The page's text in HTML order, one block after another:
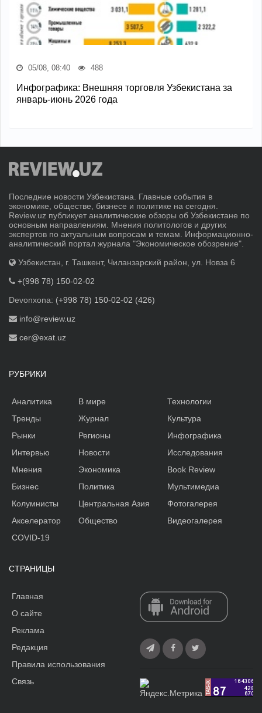
05/08, 08:40 488
Инфографика: Внешняя торговля Узбекистана за
январь-июнь 2026 года
Последние новости Узбекистана. Главные события в
экономике, обществе, бизнесе и политике на сегодня.
Review.uz публикует аналитические обзоры об Узбекистане по
основным направлениям. Мнения политологов и других
экспертов по актуальным вопросам и темам. Информационно-
аналитический портал журнала "Экономическое обозрение".
Узбекистан, г. Ташкент, Чиланзарский район, ул. Новза 6
+(998 78) 150-02-02
Devonxona: (+998 78) 150-02-02 (426)
info@review.uz
cer@exat.uz
РУБРИКИ
Аналитика
Тренды
Рынки
Интервью
Мнения
Бизнес
Колумнисты
Акселератор
В мире
Журнал
Регионы
Новости
Экономика
Политика
Центральная Азия
Общество
Технологии
Культура
Инфографика
Исследования
Book Review
Мультимедиа
Фотогалерея
Видеогалерея
COVID-19
СТРАНИЦЫ
Главная
О сайте
Реклама
Редакция
Правила использования
Связь